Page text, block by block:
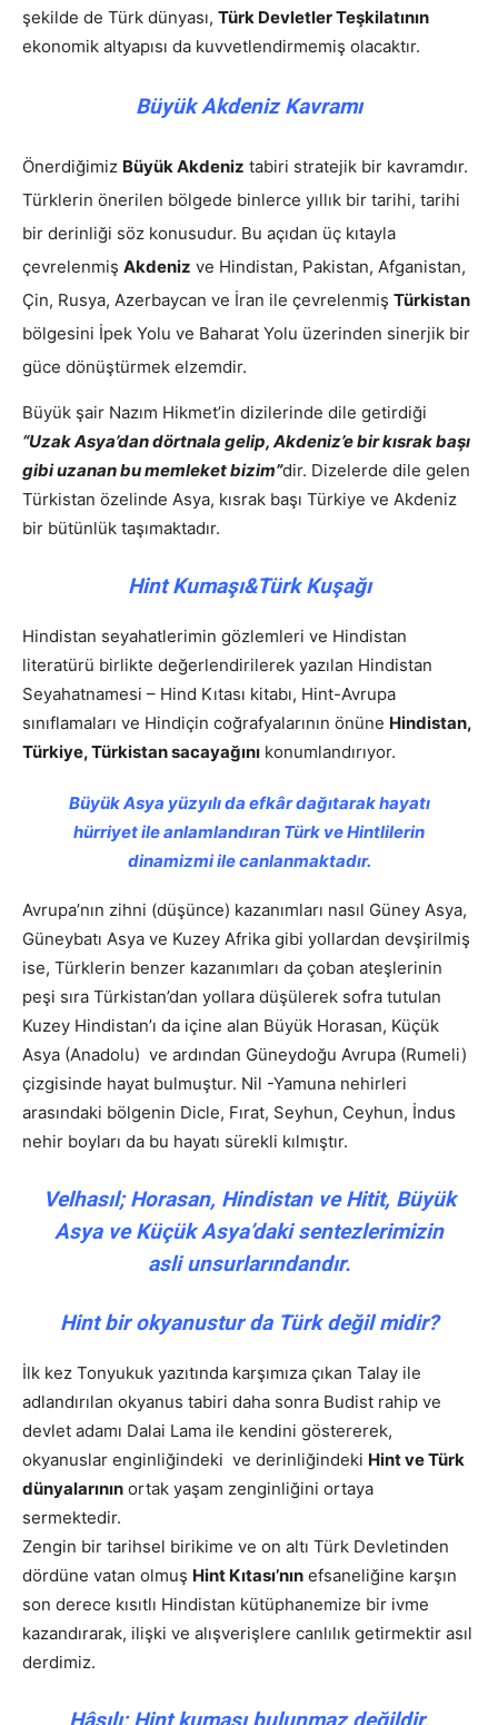
şekilde de Türk dünyası, Türk Devletler Teşkilatının
ekonomik altyapısı da kuvvetlendirmemiş olacaktır.
Büyük Akdeniz Kavramı
Önerdiğimiz Büyük Akdeniz tabiri stratejik bir kavramdır.
Türklerin önerilen bölgede binlerce yıllık bir tarihi, tarihi
bir derinliği söz konusudur. Bu açıdan üç kıtayla
çevrelenmiş Akdeniz ve Hindistan, Pakistan, Afganistan,
Çin, Rusya, Azerbaycan ve İran ile çevrelenmiş Türkistan
bölgesini İpek Yolu ve Baharat Yolu üzerinden sinerjik bir
güce dönüştürmek elzemdir.
Büyük şair Nazım Hikmet’in dizilerinde dile getirdiği
“Uzak Asya’dan dörtnala gelip, Akdeniz’e bir kısrak başı
gibi uzanan bu memleket bizim”dir. Dizelerde dile gelen
Türkistan özelinde Asya, kısrak başı Türkiye ve Akdeniz
bir bütünlük taşımaktadır.
Hint Kumaşı&Türk Kuşağı
Hindistan seyahatlerimin gözlemleri ve Hindistan
literatürü birlikte değerlendirilerek yazılan Hindistan
Seyahatnamesi – Hind Kıtası kitabı, Hint-Avrupa
sınıflamaları ve Hindiçin coğrafyalarının önüne Hindistan,
Türkiye, Türkistan sacayağını konumlandırıyor.
Büyük Asya yüzyılı da efkâr dağıtarak hayatı
hürriyet ile anlamlandıran Türk ve Hintlilerin
dinamizmi ile canlanmaktadır.
Avrupa’nın zihni (düşünce) kazanımları nasıl Güney Asya,
Güneybatı Asya ve Kuzey Afrika gibi yollardan devşirilmiş
ise, Türklerin benzer kazanımları da çoban ateşlerinin
peşi sıra Türkistan’dan yollara düşülerek sofra tutulan
Kuzey Hindistan’ı da içine alan Büyük Horasan, Küçük
Asya (Anadolu) ve ardından Güneydoğu Avrupa (Rumeli)
çizgisinde hayat bulmuştur. Nil -Yamuna nehirleri
arasındaki bölgenin Dicle, Fırat, Seyhun, Ceyhun, İndus
nehir boyları da bu hayatı sürekli kılmıştır.
Velhasıl; Horasan, Hindistan ve Hitit, Büyük
Asya ve Küçük Asya’daki sentezlerimizin
asli unsurlarındandır.
Hint bir okyanustur da Türk değil midir?
İlk kez Tonyukuk yazıtında karşımıza çıkan Talay ile
adlandırılan okyanus tabiri daha sonra Budist rahip ve
devlet adamı Dalai Lama ile kendini göstererek,
okyanuslar enginliğindeki ve derinliğindeki Hint ve Türk
dünyalarının ortak yaşam zenginliğini ortaya
sermektedir.
Zengin bir tarihsel birikime ve on altı Türk Devletinden
dördüne vatan olmuş Hint Kıtası’nın efsaneliğine karşın
son derece kısıtlı Hindistan kütüphanemize bir ivme
kazandırarak, ilişki ve alışverişlere canlılık getirmektir asıl
derdimiz.
Hâsılı; Hint kumaşı bulunmaz değildir,